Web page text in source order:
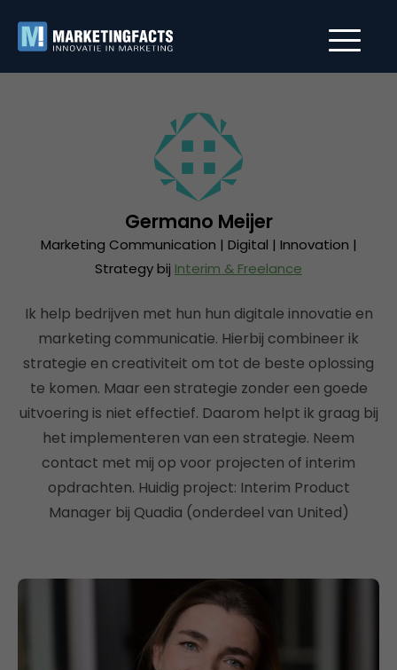
Germano Meijer
Marketing Communication | Digital | Innovation |
Strategy bij Interim & Freelance
Ik help bedrijven met hun hun digitale innovatie en
marketing communicatie. Hierbij combineer ik
strategie en creativiteit om tot de beste oplossing
te komen. Maar een strategie zonder een goede
uitvoering is niet effectief. Daarom helpt ik graag bij
het implementeren van een strategie. Neem
contact met mij op voor projecten of interim
opdrachten. Huidig project: Interim Product
Manager bij Quadia (onderdeel van United)